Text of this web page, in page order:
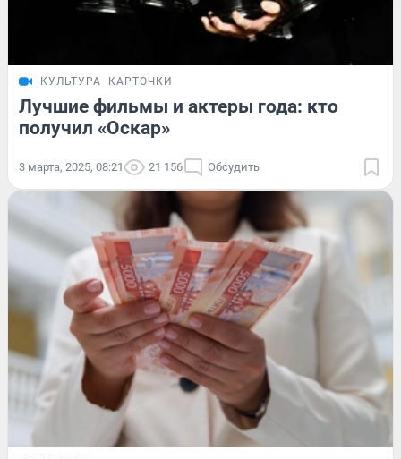
КУЛЬТУРА КАРТОЧКИ
Лучшие фильмы и актеры года: кто
получил «Оскар»
3 марта, 2025, 08:21 21 156 Обсудить